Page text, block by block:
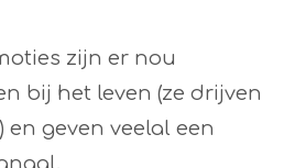
zijn er nou
bij het leven (ze drijven
geven veelal een